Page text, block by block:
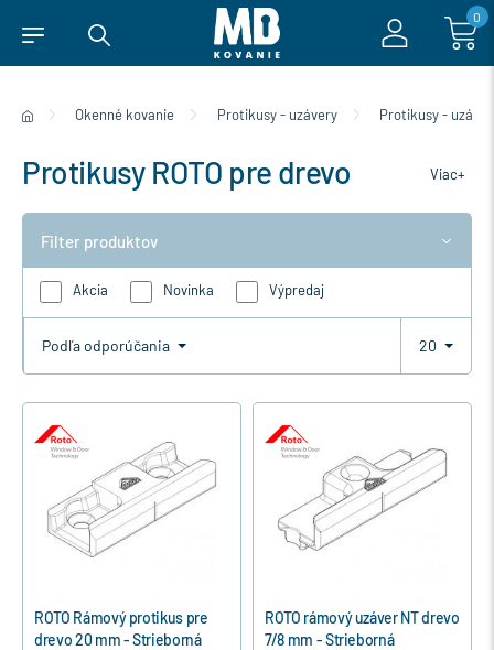
0
Okenné kovanie Protikusy - uzávery Protikusy -
Protikusy ROTO pre drevo Viac+
Filter produktov
Akcia Novinka Výpredaj
Podľa odporúčania 20
ROTO Rámový protikus pre
drevo 20 mm - Strieborná
ROTO rámový uzáver NT drevo
7/8 mm - Strieborná